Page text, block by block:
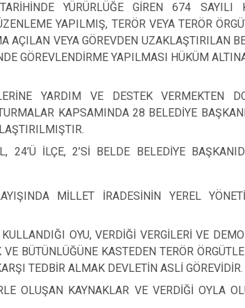
YÜRÜRLÜĞE GİREN 674 SAYILI
YAPILMIŞ, TERÖR VEYA TERÖR
AÇILAN VEYA GÖREVDEN UZAKLAŞTIRILAN
GÖREVLENDİRME YAPILMASI HÜKÜM
YARDIM VE DESTEK VERMEKTEN
KAPSAMINDA 28 BELEDİYE
24’Ü İLÇE, 2’Sİ BELDE BELEDİYE
MİLLET İRADESİNİN YEREL
OYU, VERDİĞİ VERGİLERİ VE
BÜTÜNLÜĞÜNE KASTEDEN TERÖR
TEDBİR ALMAK DEVLETİN ASLİ GÖREVİDİR.
OLUŞAN KAYNAKLAR VE VERDİĞİ OYLA